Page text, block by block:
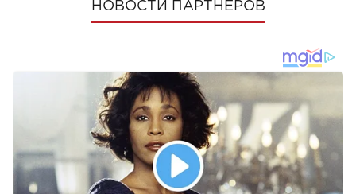
НОВОСТИ ПАРТНЕРОВ